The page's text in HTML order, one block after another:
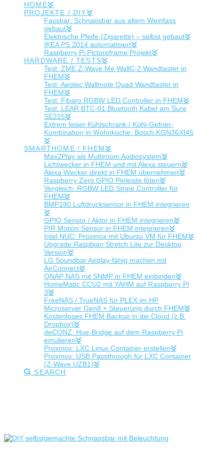
HOME
PROJEKTE / DIY
Fassbar: Schnapsbar aus altem Weinfass
gebaut
Elektrische Pfeife (Zigarette) – selbst gebaut
IKEA PS 2014 automatisiert
Raspberry Pi Pictureframe Projekt
HARDWARE / TESTS
Test: ZME Z-Wave.Me WallC-2 Wandtaster in
FHEM
Test: Aeotec Wallmote Quad Wandtaster in
FHEM
Test: Fibaro RGBW LED Controller in FHEM
Test: LEAR BTC-01 Bluetooth Kabel am Sure
SE215
Extrem leiser Kühlschrank / Kühl-Gefrier-
Kombination in Wohnküche: Bosch KGN36XI45
SMARTHOME / FHEM
Max2Play als Multiroom Audiosystem
Lichtwecker in FHEM und mit Alexa steuern
Alexa Wecker direkt in FHEM übernehmen
Raspberry Zero GPIO Pinleiste löten
Vergleich: RGBW LED Stripe Controller für
FHEM
BMP180 Luftdrucksensor in FHEM integrieren
GPIO Sensor / Aktor in FHEM integrieren
PIR Motion Sensor in FHEM integrieren
Intel NUC: Proxmox mit Ubuntu VM für FHEM
Upgrade Raspbian Stretch Lite zur Desktop
Version
LG Soundbar Airplay-fähig machen mit
AirConnect
QNAP NAS mit SNMP in FHEM einbinden
HomeMatic CCU2 mit YAHM auf Raspberry Pi
3
FreeNAS / TrueNAS für PLEX im HP
Microserver Gen8 + Steuerung durch FHEM
Kostenloses FHEM Backup in die Cloud (z.B.
Dropbox)
deCONZ: Hue-Bridge auf dem Raspberry Pi
emulieren
Proxmox: LXC Linux Container erstellen
Proxmox: USB Passthrough für LXC Container
(Z-Wave UZB1)
SEARCH